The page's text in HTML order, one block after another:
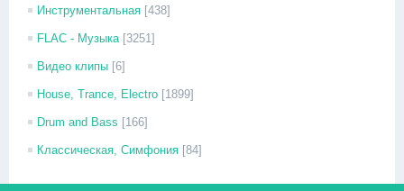
Инструментальная [438]
FLAC - Музыка [3251]
Видео клипы [6]
House, Trance, Electro [1899]
Drum and Bass [166]
Классическая, Симфония [84]